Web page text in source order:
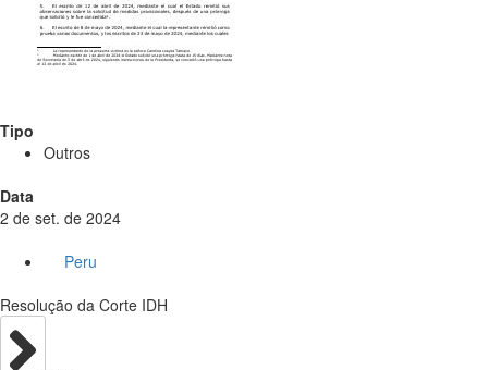
Tipo
Outros
Data
2 de set. de 2024
Peru
Resolução da Corte IDH